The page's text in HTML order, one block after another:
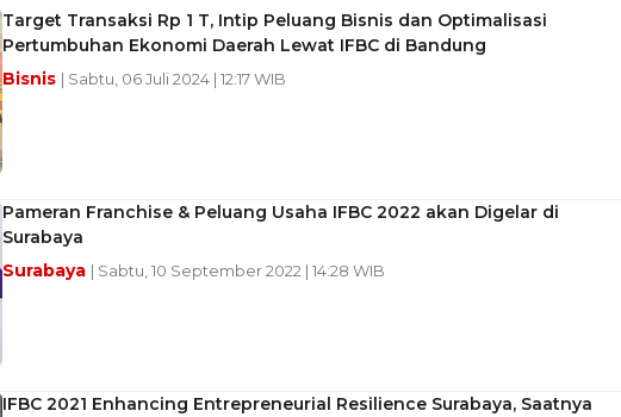
Target Transaksi Rp 1 T, Intip Peluang Bisnis dan Optimalisasi
Pertumbuhan Ekonomi Daerah Lewat IFBC di Bandung
Bisnis | Sabtu, 06 Juli 2024 | 12:17 WIB
Pameran Franchise & Peluang Usaha IFBC 2022 akan Digelar di
Surabaya
Surabaya | Sabtu, 10 September 2022 | 14:28 WIB
IFBC 2021 Enhancing Entrepreneurial Resilience Surabaya, Saatnya